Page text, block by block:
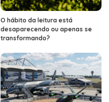
O hábito da leitura está
desaparecendo ou apenas se
transformando?